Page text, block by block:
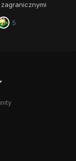
osobie. Ponadto
fandomu”. Wydaje
5